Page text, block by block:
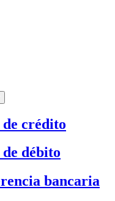
crédito
débito
bancaria